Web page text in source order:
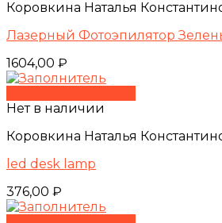
Коровкина Наталья
Лазерный Фотоэпилятор
1604,00 ₽
Нет в наличии
Коровкина Наталья
led desk lamp
376,00 ₽